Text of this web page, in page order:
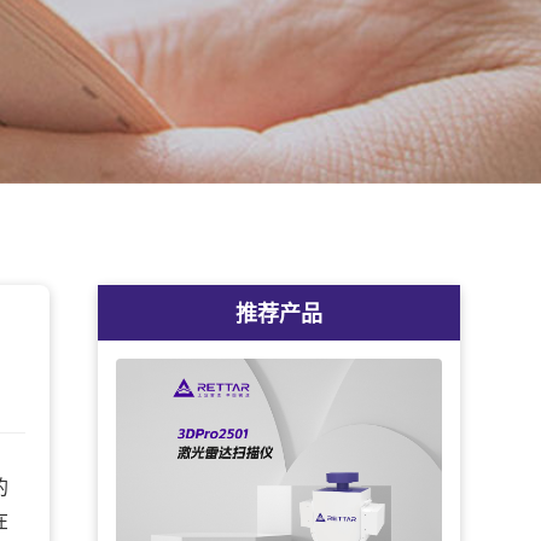
推荐产品